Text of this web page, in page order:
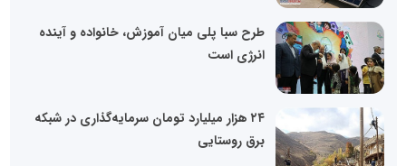
طرح سبا پلی میان آموزش، خانواده و آینده
انرژی است
۲۴ هزار میلیارد تومان سرمایه‌گذاری در شبکه
برق روستایی